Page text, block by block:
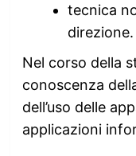
tecnica
direzione.
Nel corso della
conoscenza
dell’uso delle
applicazioni